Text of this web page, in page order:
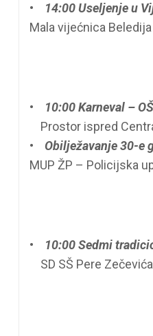
• 14:00 Useljenje u
Mala vijećnica Beledija
• 10:00 Karneval –
Prostor ispred
• Obilježavanje 30-e
MUP ŽP – Policijska
• 10:00 Sedmi
SD SŠ Pere